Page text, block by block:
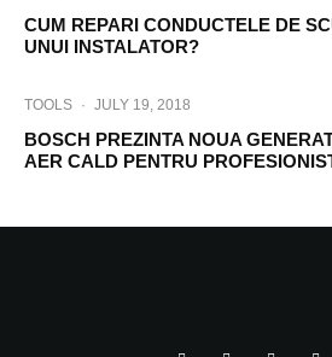
CUM REPARI CONDUCTELE DE
UNUI INSTALATOR?
TOOLS · JULY 19, 2018
BOSCH PREZINTA NOUA
AER CALD PENTRU